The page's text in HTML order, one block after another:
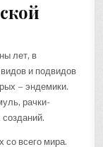
лет, в
и подвидов
– эндемики.
рачки-
со всего мира.